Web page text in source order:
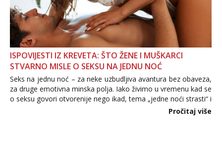
ISPOVIJESTI IZ KREVETA: ŠTO ŽENE I MUŠKARCI
STVARNO MISLE O SEKSU NA JEDNU NOĆ
Seks na jednu noć – za neke uzbudljiva avantura bez obaveza,
za druge emotivna minska polja. Iako živimo u vremenu kad se
o seksu govori otvorenije nego ikad, tema „jedne noći strasti“ i
dalje izaziva burne rasprave. Što zapravo misle žene, a što
Pročitaj više